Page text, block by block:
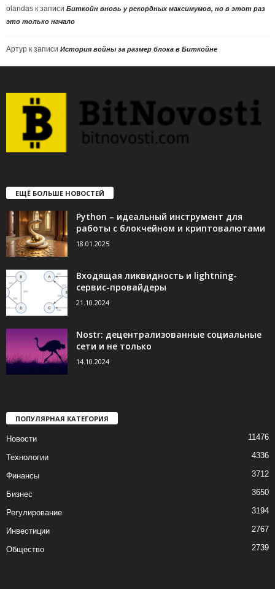
olandas к записи Биткойн вновь у рекордных максимумов, но в этот раз
это только начало
Артур к записи История войны за размер блока в Биткойне
ЕЩЁ БОЛЬШЕ НОВОСТЕЙ
Python – идеальный инструмент для
работы с блокчейном и криптовалютами
18.01.2025
Входящая ликвидность и lightning-
сервис-провайдеры
21.10.2024
Nostr: децентрализованные социальные
сети и не только
14.10.2024
ПОПУЛЯРНАЯ КАТЕГОРИЯ
Новости 11476
Технологии 4336
Финансы 3712
Бизнес 3650
Регулирование 3194
Инвестиции 2767
Общество 2739